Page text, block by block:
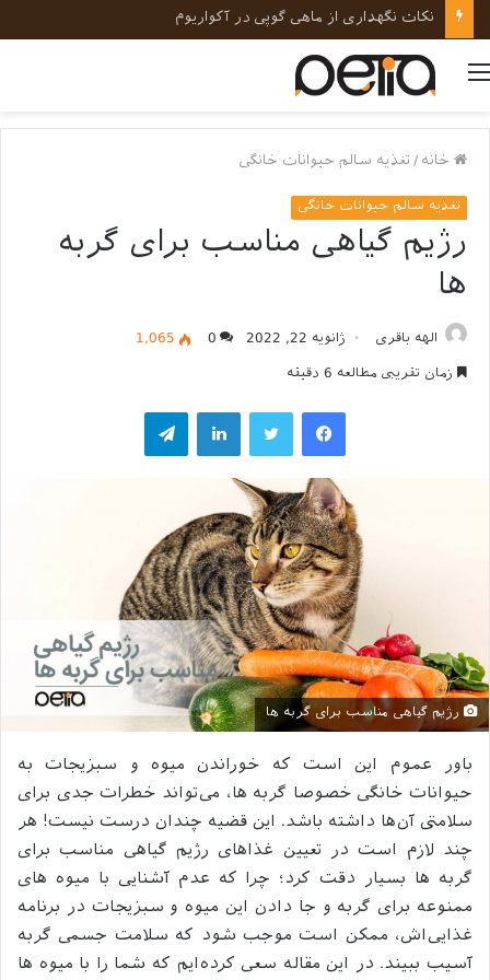
نکات نگهداری از ماهی گوپی در آکواریوم
منو
خانه / تغذیه سالم حیوانات خانگی
تغذیه سالم حیوانات خانگی
رژیم گیاهی مناسب برای گربه
ها
الهه باقری ژانویه 22, 2022 0
1,065
زمان تقریبی مطالعه 6 دقیقه
فیسبوکتوییتر لینکداینتلگرام
رژیم گیاهی مناسب برای گربه ها
باور عموم این است که خوراندن میوه و سبزیجات به
حیوانات خانگی خصوصا گربه ها، می‌تواند خطرات جدی برای
سلامتی آن‌ها داشته باشد. این قضیه چندان درست نیست! هر
چند لازم است در تعیین غذاهای رژیم گیاهی مناسب برای
گربه ها بسیار دقت کرد؛ چرا که عدم آشنایی با میوه‌ های
ممنوعه برای گربه و جا دادن این میوه و سبزیجات در برنامه
غذایی‌اش، ممکن است موجب شود که سلامت جسمی گربه
آسیب ببیند. در این مقاله سعی کرده‌ایم که شما را با میوه ها